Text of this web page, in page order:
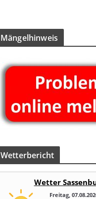
Män­gel­hin­weis
Wet­ter­be­richt
Wetter
Freitag,